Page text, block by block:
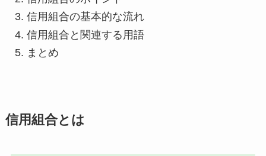
信用組合の基本的な流れ
信用組合と関連する用語
まとめ
信用組合とは